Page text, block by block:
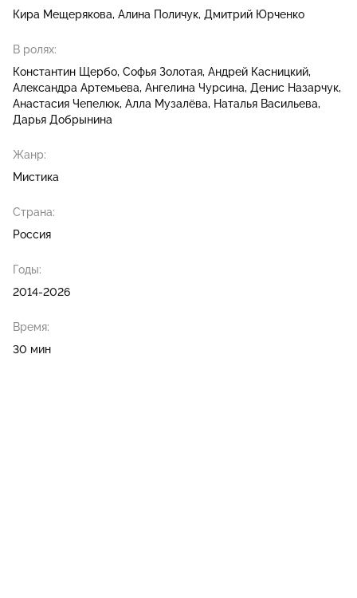
Кира Мещерякова Алина Поличук Дмитрий Юрченко
В ролях:
Константин Щербо Софья Золотая Андрей Касницкий
Александра Артемьева Ангелина Чурсина Денис Назарчук
Анастасия Чепелюк Алла Музалёва Наталья Васильева
Дарья Добрынина
Жанр:
Мистика
Страна:
Россия
Годы:
2014-2026
Время:
30 мин